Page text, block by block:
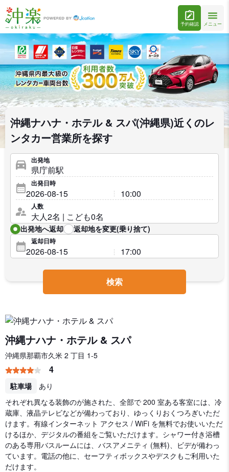
予約確認 メニュー
沖縄ナハナ・ホテル & スパ(沖縄県)近くのレ
ンタカー営業所を探す
出発地
出発日時
人数
出発地へ返却 返却地を変更(乗り捨て)
返却日時
検索
沖縄ナハナ・ホテル & スパ
沖縄県那覇市久米 2 丁目 1-5
4
駐車場
あり
それぞれ異なる装飾のが施された、全部で 200 室ある客室には、冷
蔵庫、液晶テレビなどが備わっており、ゆっくりおくつろぎいただ
けます。有線インターネット アクセス / WiFi を無料でお使いいただ
けるほか、デジタルの番組をご覧いただけます。シャワー付き浴槽
のある専用バスルームには、バスアメニティ (無料)、ビデが備わっ
ています。電話の他に、セーフティボックスやデスクもご利用いた
だけます。